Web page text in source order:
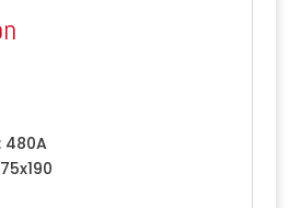
480A